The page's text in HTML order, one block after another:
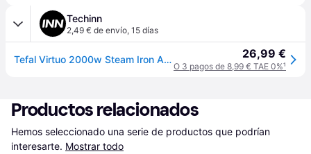
Techinn
2,49 € de envío, 15 días
Tefal Virtuo 2000w Steam Iron Azul One Size / EU Plug 220V 26,99 €
O 3 pagos de 8,99 € TAE 0%¹
Productos relacionados
Hemos seleccionado una serie de productos que podrían
interesarte. Mostrar todo